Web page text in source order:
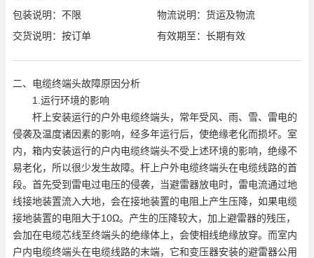
包装说明：不限
物流说明：货运及物流
交货说明：按订单
有效期至：长期有效
二、电缆终端头故障原因分析
1.运行环境的影响
杆上安装运行的户外电缆终端头，常年受风、雨、雪、雷电的
侵袭及温度诸因素的影响，经多年运行后，使绝缘老化而损坏。室
内，箱内安装运行的户内电缆终端头不受上述环境的影响，绝缘不
易老化，所以很少发生故障。杆上户外电缆终端头在电缆线路的首
段。首先受到雷电过电压的侵袭，当避雷器放电时，雷电流通过地
线接地装置流入大地，会在接地装置的电阻上产生压降，如果电缆
接地装置的电阻大于10Ω。产生的压降较大，加上避雷器的残压，
会加在电缆芯线至终端头的绝缘体上，会使相线绝缘放穿。而室内
户内电缆终端头在电缆线路的末端，它和变压器安装的避雷器公用